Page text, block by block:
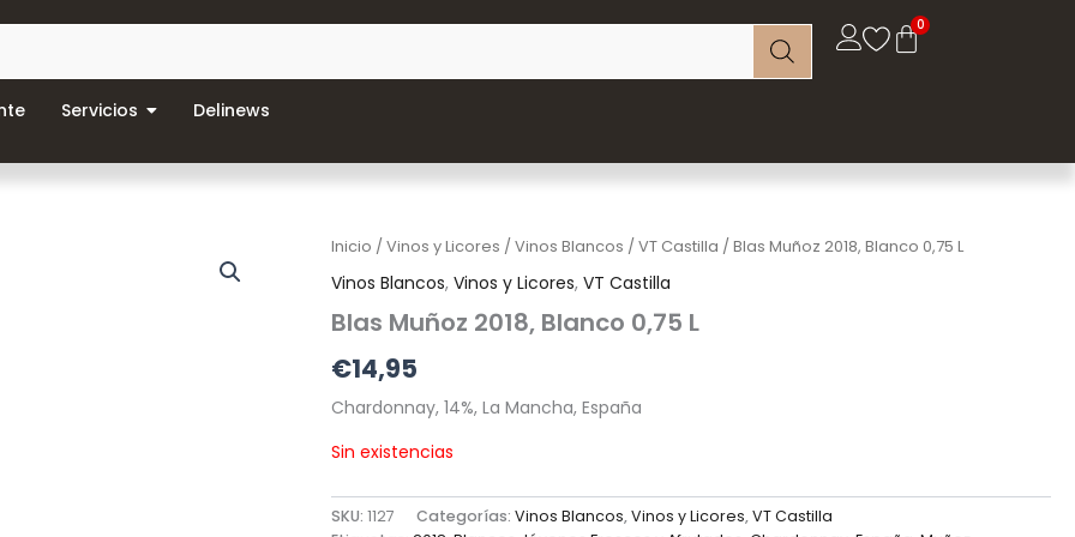
Servicios Delinews
Inicio /Vinos y Licores /Vinos Blancos /VT Castilla / Blas Muñoz 2018, Blanco 0,75 L
Vinos Blancos,Vinos y Licores,VT Castilla
Blas Muñoz 2018, Blanco 0,75 L
€14,95
Chardonnay, 14%, La Mancha, España
Sin existencias
SKU:1127 Categorías:Vinos Blancos,Vinos y Licores,VT Castilla